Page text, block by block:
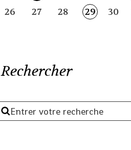
26
27 28 29 30
Rechercher